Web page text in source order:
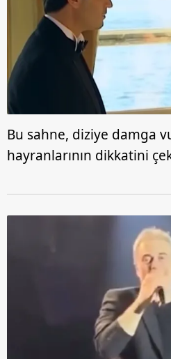
Bu sahne, diziye damga
hayranlarının dikkatini